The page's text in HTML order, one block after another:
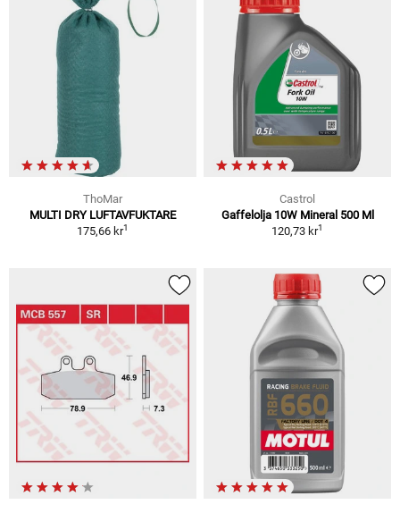
ThoMar
MULTI DRY LUFTAVFUKTARE
175,66 kr1
Castrol
Gaffelolja 10W Mineral 500 Ml
120,73 kr1